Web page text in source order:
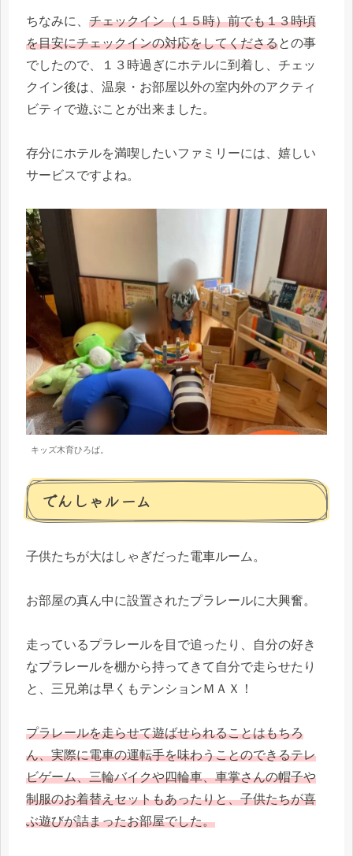
ちなみに、 チェックイン（１５時）前でも１３時頃
を目安にチェックインの対応をしてくださるとの事
でしたので、１３時過ぎにホテルに到着し、チェッ
クイン後は、温泉・お部屋以外の室内外のアクティ
ビティで遊ぶことが出来ました。
存分にホテルを満喫したいファミリーには、嬉しい
サービスですよね。
キッズ木育ひろば。
でんしゃルーム
子供たちが大はしゃぎだった電車ルーム。
お部屋の真ん中に設置されたプラレールに大興奮。
走っているプラレールを目で追ったり、自分の好き
なプラレールを棚から持ってきて自分で走らせたり
と、三兄弟は早くもテンションＭＡＸ！
プラレールを走らせて遊ばせられることはもちろ
ん、実際に電車の運転手を味わうことのできるテレ
ビゲーム、三輪バイクや四輪車、車掌さんの帽子や
制服のお着替えセットもあったりと、子供たちが喜
ぶ遊びが詰まったお部屋でした。